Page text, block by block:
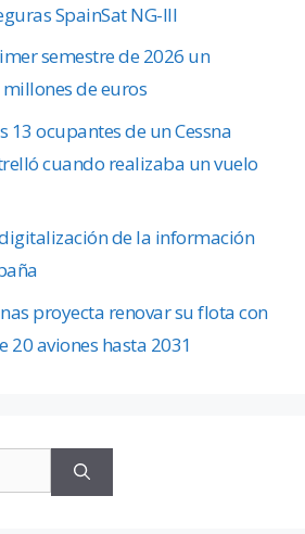
SpainSat NG-III
semestre de 2026 un
de euros
13 ocupantes de un Cessna
cuando realizaba un vuelo
digitalización de la información
proyecta renovar su flota con
20 aviones hasta 2031